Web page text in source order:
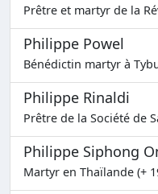
Prêtre et martyr de la
Philippe Powel
Bénédictin martyr à
Philippe Rinaldi
Prêtre de la Société de
Philippe Siphong
Martyr en Thaïlande (+